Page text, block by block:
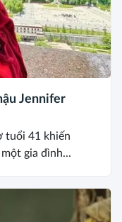
Jennifer
tuổi 41 khiến
gia đình...